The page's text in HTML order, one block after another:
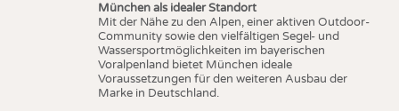
München als idealer Standort
Mit der Nähe zu den Alpen, einer aktiven Outdoor-
Community sowie den vielfältigen Segel- und
Wassersportmöglichkeiten im bayerischen
Voralpenland bietet München ideale
Voraussetzungen für den weiteren Ausbau der
Marke in Deutschland.